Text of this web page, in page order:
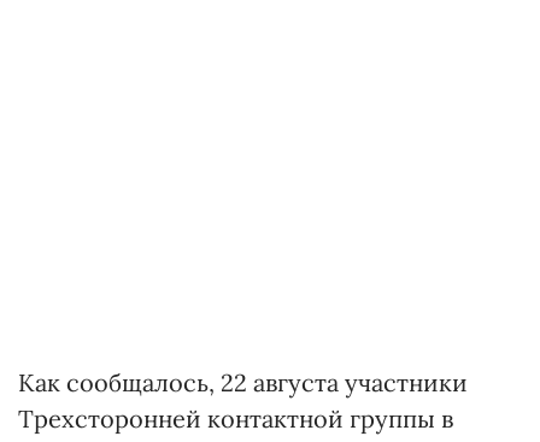
Как сообщалось, 22 августа участники
Трехсторонней контактной группы в